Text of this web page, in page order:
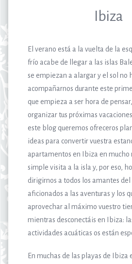
Ibiza
El verano está a la vuelta de la
frío acabe de llegar a las islas
se empiezan a alargar y el sol no
acompañarnos durante este
que empieza a ser hora de
organizar tus próximas
este blog queremos ofreceros
ideas para convertir vuestra
apartamentos en Ibiza en mucho
simple visita a la isla y, por eso,
dirigirnos a todos los amantes del
aficionados a las aventuras y los
aprovechar al máximo vuestro
mientras desconectáis en Ibiza:
actividades acuáticas os están
En muchas de las playas de Ibiza